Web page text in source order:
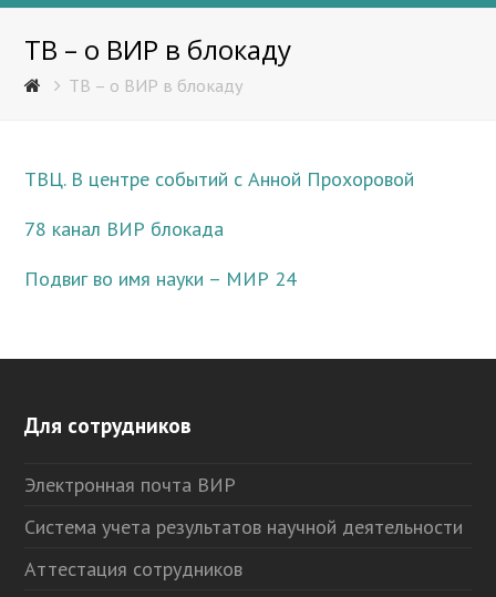
Menu
ТВ – о ВИР в блокаду
ТВ – о ВИР в блокаду
ТВЦ. В центре событий с Анной Прохоровой
78 канал ВИР блокада
Подвиг во имя науки – МИР 24
Для сотрудников
Электронная почта ВИР
Система учета результатов научной деятельности
Аттестация сотрудников